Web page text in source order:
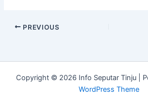
PREVIOUS
Copyright © 2026 Info Seputar Tinju |
WordPress Theme